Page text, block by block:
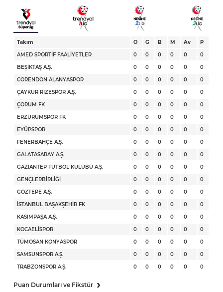
Takım O G B M Av
P
AMED SPORTİF FAALİYETLER
0 0 0 0 0
0
BEŞİKTAŞ A.Ş.
0 0 0 0 0
0
CORENDON ALANYASPOR
0 0 0 0 0
0
ÇAYKUR RİZESPOR A.Ş.
0 0 0 0 0
0
ÇORUM FK
0 0 0 0 0
0
ERZURUMSPOR FK
0 0 0 0 0
0
EYÜPSPOR
0 0 0 0 0
0
FENERBAHÇE A.Ş.
0 0 0 0 0
0
GALATASARAY A.Ş.
0 0 0 0 0
0
GAZİANTEP FUTBOL KULÜBÜ A.Ş.
0 0 0 0 0
0
GENÇLERBİRLİĞİ
0 0 0 0 0
0
GÖZTEPE A.Ş.
0 0 0 0 0
0
İSTANBUL BAŞAKŞEHİR FK
0 0 0 0 0
0
KASIMPAŞA A.Ş.
0 0 0 0 0
0
KOCAELİSPOR
0 0 0 0 0
0
TÜMOSAN KONYASPOR
0 0 0 0 0
0
SAMSUNSPOR A.Ş.
0 0 0 0 0
0
TRABZONSPOR A.Ş.
0 0 0 0 0 0
Puan Durumları ve Fikstür ›